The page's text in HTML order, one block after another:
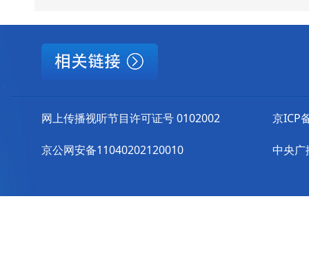
网上传播视听节目许可证号 0102002
京公网安备11040202120010
京ICP
中央广